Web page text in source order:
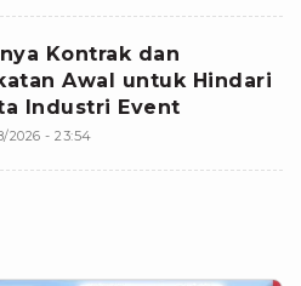
Kontrak dan
Awal untuk Hindari
Industri Event
2026 - 23:54